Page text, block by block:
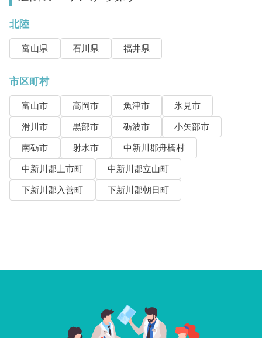
北陸
富山県 石川県 福井県
市区町村
富山市 高岡市 魚津市
氷見市
滑川市
黒部市 砺波市
小矢部市
南砺市
射水市
中新川郡舟橋村
中新川郡上市町
中新川郡立山町
下新川郡入善町
下新川郡朝日町